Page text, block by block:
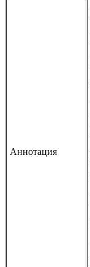
Аннотация